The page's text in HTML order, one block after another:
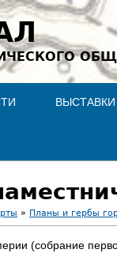
ВЫСТАВКИ
» Планы и гербы
(собрание